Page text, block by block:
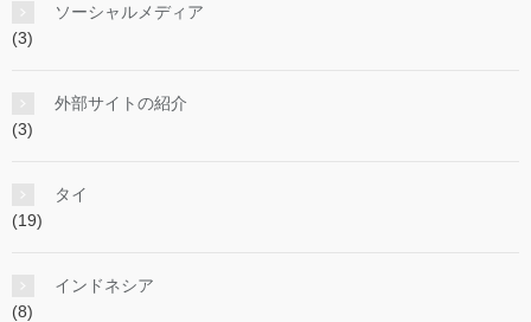
ソーシャルメディア
(3)
外部サイトの紹介
(3)
タイ
(19)
インドネシア
(8)